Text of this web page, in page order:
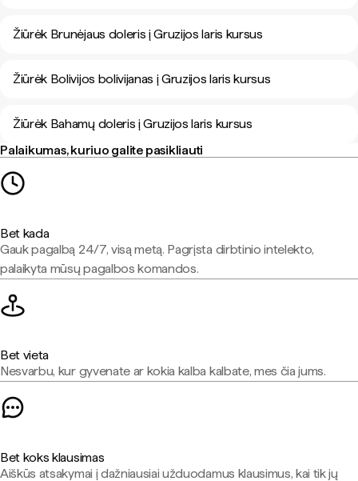
Žiūrėk Brunėjaus doleris į Gruzijos laris kursus
Žiūrėk Bolivijos bolivijanas į Gruzijos laris kursus
Žiūrėk Bahamų doleris į Gruzijos laris kursus
Palaikumas, kuriuo galite pasikliauti
Bet kada
Gauk pagalbą 24/7, visą metą. Pagrįsta dirbtinio intelekto,
palaikyta mūsų pagalbos komandos.
Bet vieta
Nesvarbu, kur gyvenate ar kokia kalba kalbate, mes čia jums.
Bet koks klausimas
Aiškūs atsakymai į dažniausiai užduodamus klausimus, kai tik jų